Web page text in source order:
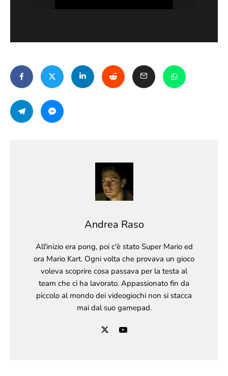
Andrea Raso
All'inizio era pong, poi c'è stato Super Mario ed
ora Mario Kart. Ogni volta che provava un gioco
voleva scoprire cosa passava per la testa al
team che ci ha lavorato. Appassionato fin da
piccolo al mondo dei videogiochi non si stacca
mai dal suo gamepad.